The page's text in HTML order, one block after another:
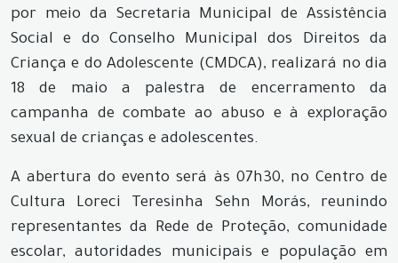
por meio da Secretaria Municipal de Assistência
Social e do Conselho Municipal dos Direitos da
Criança e do Adolescente (CMDCA), realizará no dia
18 de maio a palestra de encerramento da
campanha de combate ao abuso e à exploração
sexual de crianças e adolescentes.
A abertura do evento será às 07h30, no Centro de
Cultura Loreci Teresinha Sehn Morás, reunindo
representantes da Rede de Proteção, comunidade
escolar, autoridades municipais e população em